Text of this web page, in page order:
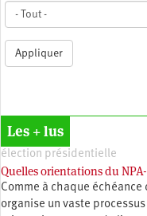
Appliquer
Les + lus
élection présidentielle
Quelles orientations du
Comme à chaque
organise un vaste